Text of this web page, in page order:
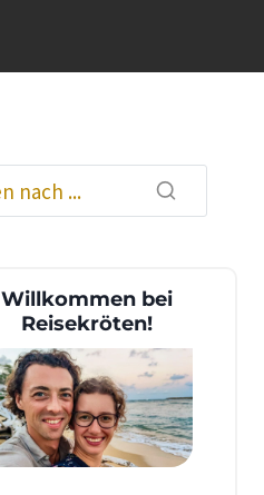
Willkommen bei
Reisekröten!